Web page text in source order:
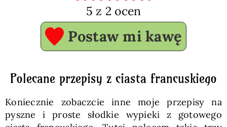
5 z 2 ocen
Postaw mi kawę
Polecane przepisy z ciasta francuskiego
Koniecznie zobaczcie inne moje przepisy na
pyszne i proste słodkie wypieki z gotowego